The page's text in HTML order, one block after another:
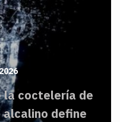
la coctelería de
define